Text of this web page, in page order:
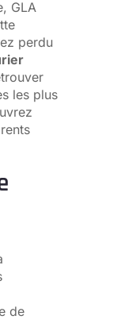
GLA
perdu
les plus
de